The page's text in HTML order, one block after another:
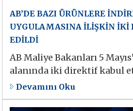
AB’DE BAZI ÜRÜNLERE
UYGULAMASINA İLİŞKİN İKİ
EDİLDİ
AB Maliye Bakanları 5
alanında iki direktif kabul
Devamını Oku